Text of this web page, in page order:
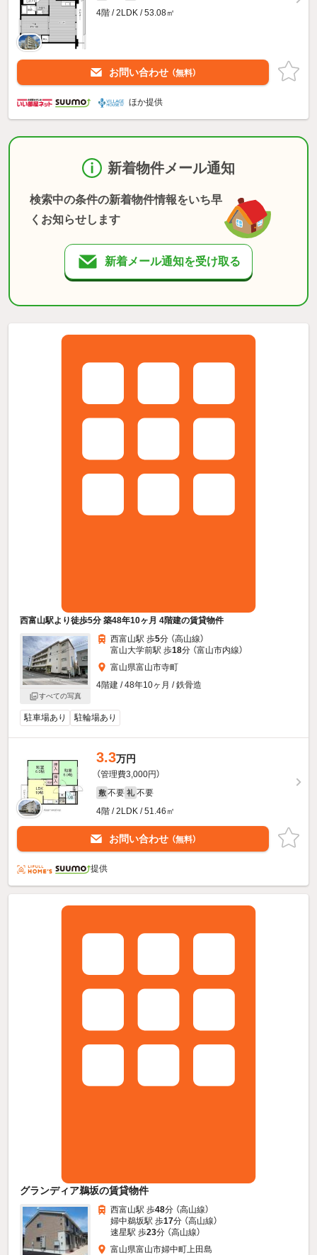
4階 / 2LDK / 53.08㎡
お問い合わせ （無料）
ほか提供
新着物件メール通知
検索中の条件の新着物件情報をいち早
くお知らせします
新着メール通知を受け取る
西富山駅より徒歩5分 築48年10ヶ月 4階建の賃貸物件
すべての写真
西富山駅 歩5分 （高山線）
富山大学前駅 歩18分 （富山市内線）
富山県富山市寺町
4階建 / 48年10ヶ月 / 鉄骨造
駐車場あり 駐輪場あり
3.3万円
（管理費3,000円）
敷 不要 礼 不要
4階 / 2LDK / 51.46㎡
お問い合わせ （無料）
提供
グランディア鵜坂の賃貸物件
西富山駅 歩48分 （高山線）
婦中鵜坂駅 歩17分 （高山線）
速星駅 歩23分 （高山線）
富山県富山市婦中町上田島